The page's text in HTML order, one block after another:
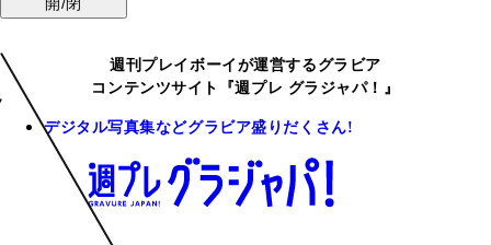
週刊プレイボーイが運営するグラビア
コンテンツサイト『週プレ グラジャパ！』
デジタル写真集などグラビア盛りだくさん!